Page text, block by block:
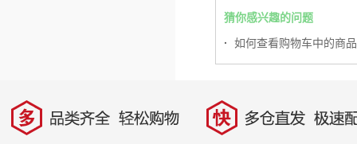
猜你感兴趣的问题
· 如何查看购物车中的商
多 品类齐全，轻松购物 快 多仓直发，极速配